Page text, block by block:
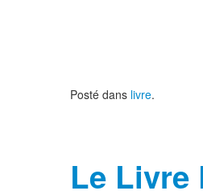
Posté dans livre.
Le Livre